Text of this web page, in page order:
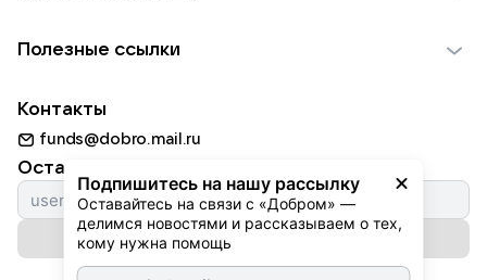
Подпишитесь на нашу рассылку
Оставайтесь на связи с «Добром» —
делимся новостями и рассказываем о тех,
кому нужна помощь
Использование материалов
Для НКО
Партнерам
Пожилым
Животным
Природе
Культуре
Фондам
Полезные ссылки
Добрый день
Истории
Автоплатежи
Контакты
funds@dobro.mail.ru
Оставайтесь с нами
Подписаться на рассылку